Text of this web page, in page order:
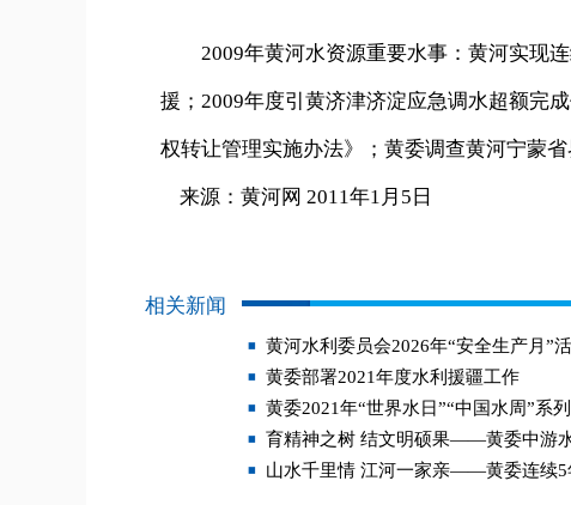
2009年黄河水资源重要水事：黄河实现连
援；2009年度引黄济津济淀应急调水超额完
权转让管理实施办法》；黄委调查黄河宁蒙
来源：黄河网 2011年1月5日
相关新闻
黄河水利委员会2026年“安全生产月”
黄委部署2021年度水利援疆工作
黄委2021年“世界水日”“中国水周”系
育精神之树 结文明硕果——黄委中游
山水千里情 江河一家亲——黄委连续5